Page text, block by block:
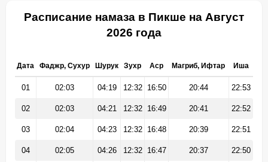
Расписание намаза в Пикше на Август
2026 года
Дата Фаджр, Сухур Шурук Зухр Аср Магриб, Ифтар Иша
01 02:03 04:19 12:32 16:50 20:44 22:53
02 02:03 04:21 12:32 16:49 20:41 22:52
03 02:04 04:23 12:32 16:48 20:39 22:51
04 02:05 04:26 12:32 16:47 20:37 22:50